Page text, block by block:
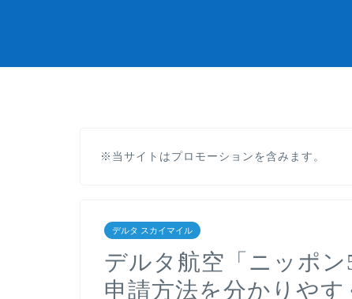
※当サイトはプロモーションを含みます。
デルタ スカイマイル
デルタ航空「ニッポ
申請方法を分かりやす